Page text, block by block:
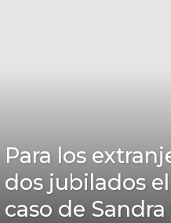
Para los
dos jubilados
caso de